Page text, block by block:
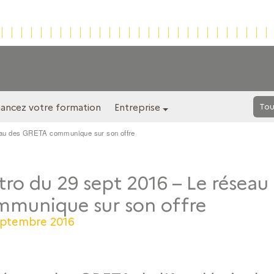
votre formation Entreprise
des GRETA communique sur son offre
du 29 sept 2016 – Le réseau
sur son offre
2016